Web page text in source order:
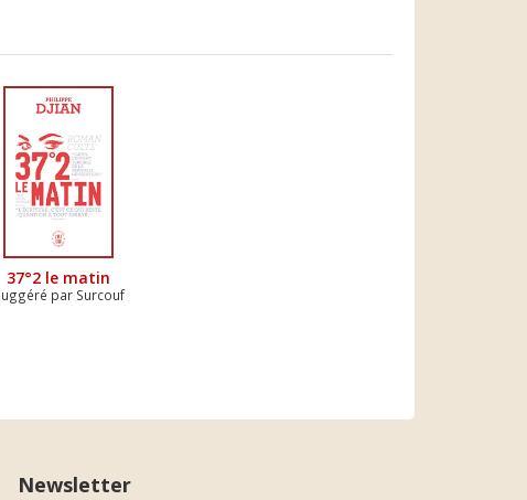
37°2 le matin
par Surcouf
Newsletter